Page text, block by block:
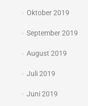
Oktober 2019
September 2019
August 2019
Juli 2019
Juni 2019